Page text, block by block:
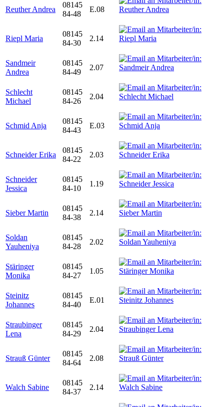
Reuther Andrea
08145
84-48
E.08
Riepl Maria
08145
84-30
2.14
Sandmeir
Andrea
08145
84-49
2.07
Schlecht
Michael
08145
84-26
2.04
Schmid Anja
08145
84-43
E.03
Schneider Erika
08145
84-22
2.03
Schneider
Jessica
08145
84-10
1.19
Sieber Martin
08145
84-38
2.14
Soldan
Yauheniya
08145
84-28
2.02
Stäringer
Monika
08145
84-27
1.05
Steinitz
Johannes
08145
84-40
E.01
Straubinger
Lena
08145
84-29
2.04
Strauß Günter
08145
84-64
2.08
Walch Sabine
08145
84-37
2.14